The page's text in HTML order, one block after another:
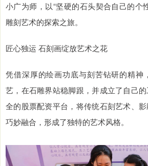
小广为师，以“坚硬的石头契合自己的个
雕刻艺术的探索之旅。
匠心独运 石刻画绽放艺术之花
凭借深厚的绘画功底与刻苦钻研的精神
艺，在石雕界站稳脚跟，并成立了自己
全的股票配资平台，将传统石刻艺术、
巧妙融合，形成了独特的艺术风格。